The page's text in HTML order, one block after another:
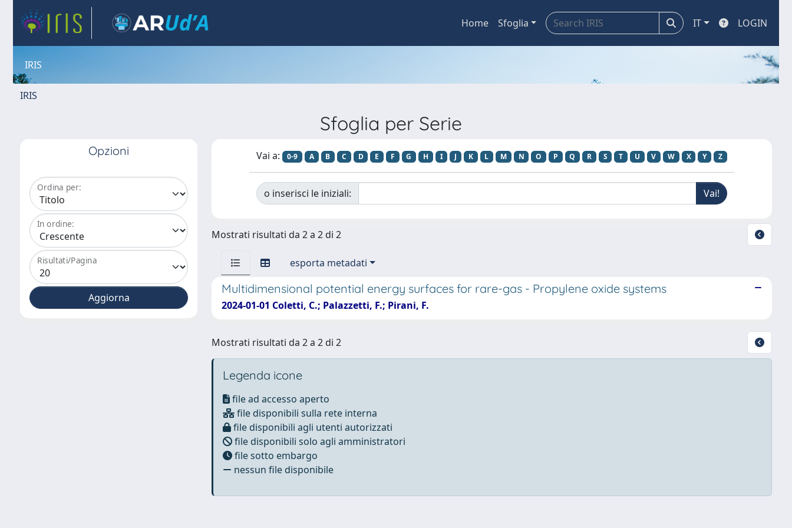
Home Sfoglia IT LOGIN
IRIS
IRIS
Sfoglia per Serie
Opzioni
Ordina per:
In ordine:
Risultati/Pagina
Vai a: 0-9 A B C D E F G H I J K L M N O P Q R S T U V W X Y Z
o inserisci le iniziali:
Mostrati risultati da 2 a 2 di 2
esporta metadati
Multidimensional potential energy surfaces for rare-gas - Propylene oxide systems
2024-01-01 Coletti, C.; Palazzetti, F.; Pirani, F.
Mostrati risultati da 2 a 2 di 2
Legenda icone
file ad accesso aperto
file disponibili sulla rete interna
file disponibili agli utenti autorizzati
file disponibili solo agli amministratori
file sotto embargo
nessun file disponibile